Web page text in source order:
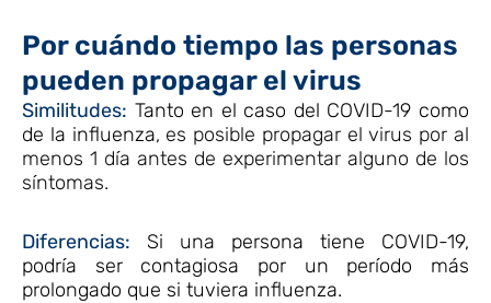
Por cuándo tiempo las personas
pueden propagar el virus
Similitudes: Tanto en el caso del COVID-19 como
de la influenza, es posible propagar el virus por al
menos 1 día antes de experimentar alguno de los
síntomas.
Diferencias:
Si una persona tiene COVID-19,
podría ser contagiosa por un período más
prolongado que si tuviera influenza.